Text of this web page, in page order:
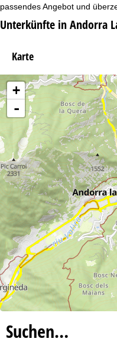
e
i
t
e
passendes Angebot und
Unterkünfte in Andorra
Karte
+
-
Suchen…